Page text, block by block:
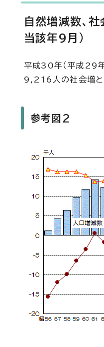
自然増減数、
当該年9月）
平成30年（平成29
9,216人の社会増と
参考図2